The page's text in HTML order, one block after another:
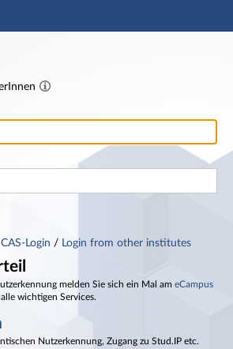
Hauptnavigation
CAS-Login / Login from other institutes
melden Sie sich ein Mal am eCampus
wichtigen Services.
Nutzerkennung, Zugang zu Stud.IP etc.